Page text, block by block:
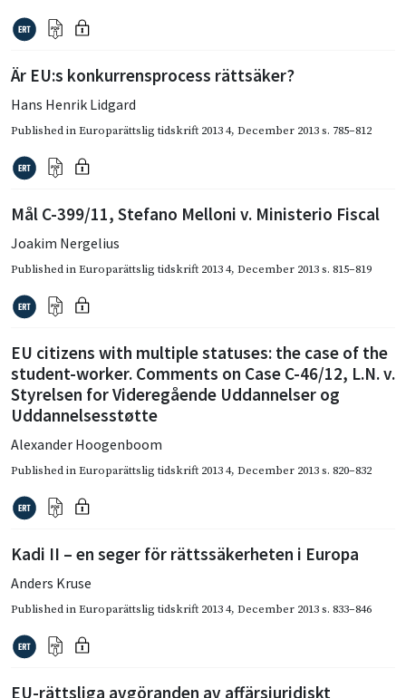
Är EU:s konkurrensprocess rättsäker?
Hans Henrik Lidgard
Published inEuroparättslig tidskrift 2013 4, December 2013s. 785–812
Mål C-399/11, Stefano Melloni v. Ministerio Fiscal
Joakim Nergelius
Published inEuroparättslig tidskrift 2013 4, December 2013s. 815–819
EU citizens with multiple statuses: the case of the
student-worker. Comments on Case C-46/12, L.N. v.
Styrelsen for Videregående Uddannelser og
Uddannelsesstøtte
Alexander Hoogenboom
Published inEuroparättslig tidskrift 2013 4, December 2013s. 820–832
Kadi II – en seger för rättssäkerheten i Europa
Anders Kruse
Published inEuroparättslig tidskrift 2013 4, December 2013s. 833–846
EU-rättsliga avgöranden av affärsjuridiskt